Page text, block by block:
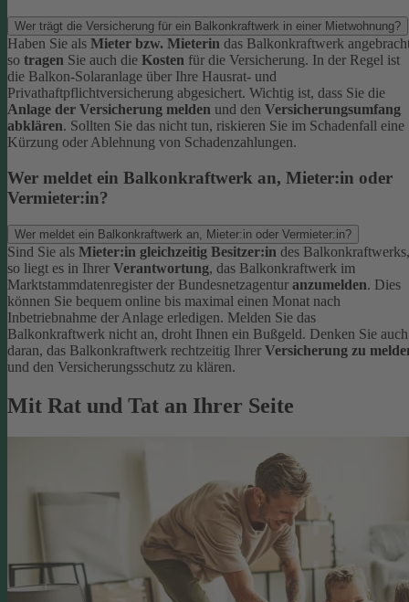
Wer trägt die Versicherung für ein Balkonkraftwerk in einer Mietwohnung?
Haben Sie als Mieter bzw. Mieterin das Balkonkraftwerk
so tragen Sie auch die Kosten für die Versicherung. In der Regel ist
die Balkon-Solaranlage über Ihre Hausrat- und
Privathaftpflichtversicherung abgesichert. Wichtig ist, dass Sie die
Anlage der Versicherung melden und den Versicherungsumfang
abklären. Sollten Sie das nicht tun, riskieren Sie im Schadenfall eine
Kürzung oder Ablehnung von Schadenzahlungen.
Wer meldet ein Balkonkraftwerk an, Mieter:in oder
Vermieter:in?
Wer meldet ein Balkonkraftwerk an, Mieter:in oder Vermieter:in?
Sind Sie als Mieter:in gleichzeitig Besitzer:in des Balkonkraftwerks,
so liegt es in Ihrer Verantwortung, das Balkonkraftwerk im
Marktstammdatenregister der Bundesnetzagentur anzumelden. Dies
können Sie bequem online bis maximal einen Monat nach
Inbetriebnahme der Anlage erledigen. Melden Sie das
Balkonkraftwerk nicht an, droht Ihnen ein Bußgeld. Denken Sie auch
daran, das Balkonkraftwerk rechtzeitig Ihrer Versicherung zu
und den Versicherungsschutz zu klären.
Mit Rat und Tat an Ihrer Seite